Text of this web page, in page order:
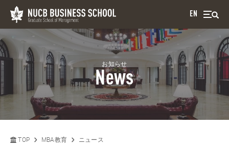
EN
お知らせ
News
TOP MBA教育 ニュース